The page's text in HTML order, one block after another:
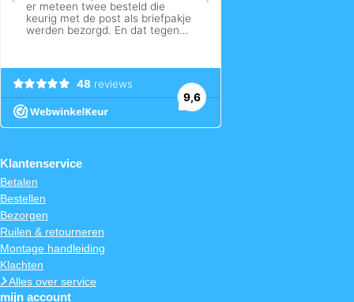
Klantenservice
Betalen
Bestellen
Bezorgen
Ruilen & retourneren
Montage handleiding
Klachten
Alles over service
mijn account